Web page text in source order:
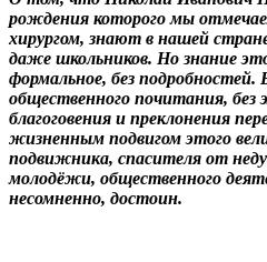
рождения которого мы
хирургом, знают в нашей
даже школьников. Но знание
формальное, без подробностей.
общественного почитания, без
благоговения и преклонения
жизненным подвигом этого
подвижника, спасителя от
молодёжи, общественного
несомненно, достоин.